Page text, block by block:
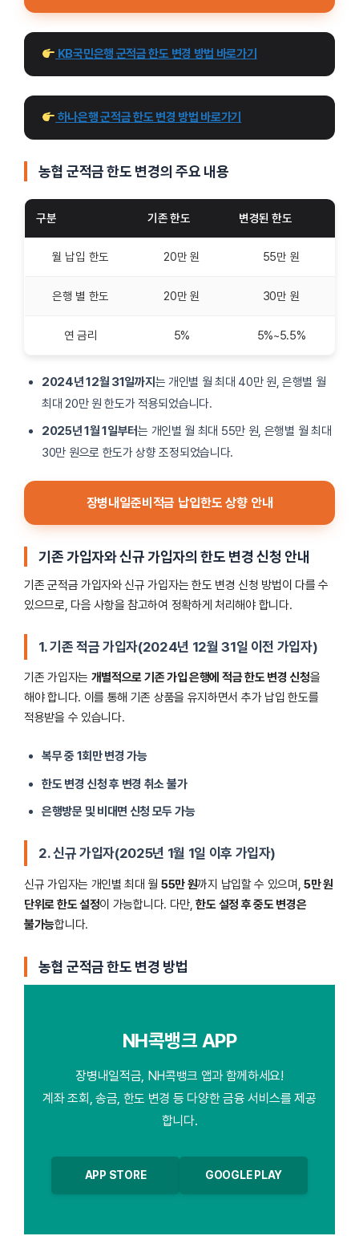
KB국민은행 군적금 한도 변경 방법 바로가기
하나은행 군적금 한도 변경 방법 바로가기
농협 군적금 한도 변경의 주요 내용
구분 기존 한도 변경된 한도
월 납입 한도 20만 원 55만 원
은행 별 한도 20만 원 30만 원
연 금리 5% 5%~5.5%
2024년 12월 31일까지 는 개인별 월 최대 40만 원, 은행별 월
최대 20만 원 한도가 적용되었습니다.
2025년 1월 1일부터는 개인별 월 최대 55만 원, 은행별 월 최대
30만 원으로 한도가 상향 조정되었습니다.
장병내일준비적금 납입한도 상향 안내
기존 가입자와 신규 가입자의 한도 변경 신청 안내
기존 군적금 가입자와 신규 가입자는 한도 변경 신청 방법이 다를 수
있으므로, 다음 사항을 참고하여 정확하게 처리해야 합니다.
1. 기존 적금 가입자(2024년 12월 31일 이전 가입자)
기존 가입자는 개별적으로 기존 가입 은행에 적금 한도 변경 신청을
해야 합니다. 이를 통해 기존 상품을 유지하면서 추가 납입 한도를
적용받을 수 있습니다.
복무 중 1회만 변경 가능
한도 변경 신청 후 변경 취소 불가
은행방문 및 비대면 신청 모두 가능
2. 신규 가입자(2025년 1월 1일 이후 가입자)
신규 가입자는 개인별 최대 월 55만 원까지 납입할 수 있으며,5만 원
단위로 한도 설정이 가능합니다. 다만,한도 설정 후 중도 변경은
불가능합니다.
농협 군적금 한도 변경 방법
NH콕뱅크 APP
장병내일적금, NH콕뱅크 앱과 함께하세요!
계좌 조회, 송금, 한도 변경 등 다양한 금융 서비스를 제공
합니다.
APP STORE GOOGLE PLAY